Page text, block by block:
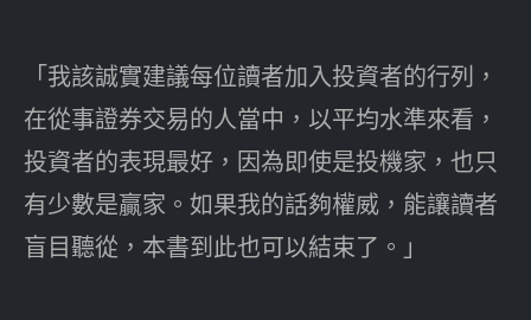
「我該誠實建議每位讀者加入投資者的行列，
在從事證券交易的人當中，以平均水準來看，
投資者的表現最好，因為即使是投機家，也只
有少數是贏家。如果我的話夠權威，能讓讀者
盲目聽從，本書到此也可以結束了。」